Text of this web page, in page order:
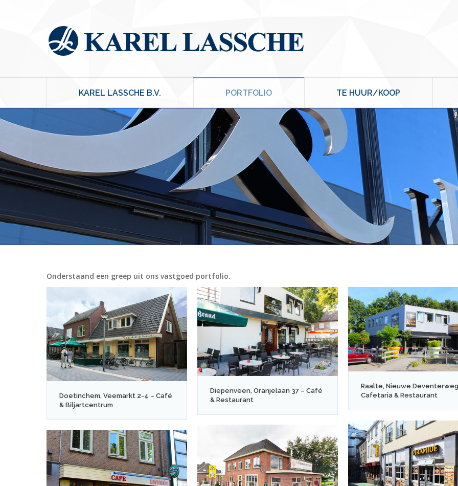
KAREL LASSCHE B.V. PORTFOLIO TE HUUR/KOOP
Onderstaand een greep uit ons vastgoed portfolio.
Doetinchem, Veemarkt 2-4 – Café
& Biljartcentrum
Diepenveen, Oranjelaan 37 – Café
& Restaurant
Raalte, Nieuwe
Cafetaria & Restaurant